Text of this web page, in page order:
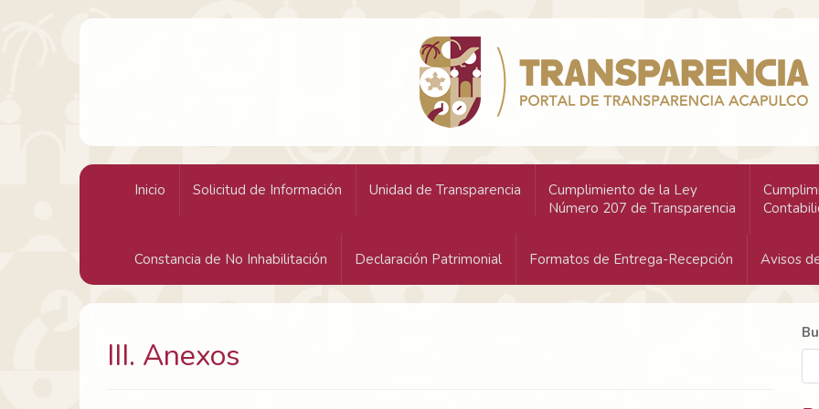
H. Ayuntamiento Constitucional de Acapulco
Inicio Solicitud de Información Unidad de Transparencia
Cumplimiento de la Ley
Número 207 de Transparencia
Constancia de No Inhabilitación Declaración Patrimonial Formatos de Entrega-Recepción Avisos
III. Anexos